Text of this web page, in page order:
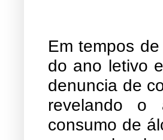
Em tempos
do ano letivo
denuncia de
revelando o
consumo de